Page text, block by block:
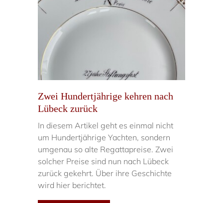
Zwei Hundertjährige kehren nach
Lübeck zurück
In diesem Artikel geht es einmal nicht
um Hundertjährige Yachten, sondern
umgenau so alte Regattapreise. Zwei
solcher Preise sind nun nach Lübeck
zurück gekehrt. Über ihre Geschichte
wird hier berichtet.